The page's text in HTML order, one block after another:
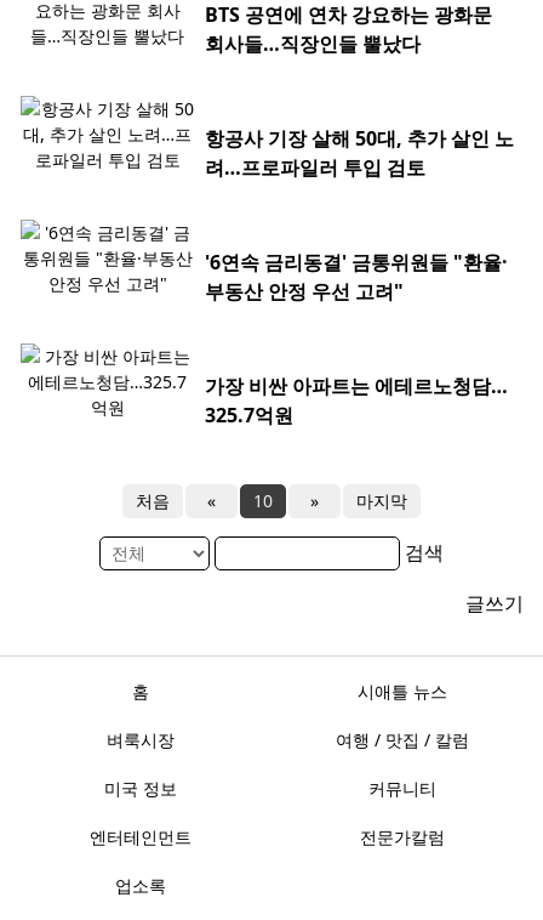
BTS 공연에 연차 강요하는 광화문
회사들…직장인들 뿔났다
항공사 기장 살해 50대, 추가 살인 노
려…프로파일러 투입 검토
'6연속 금리동결' 금통위원들 "환율·
부동산 안정 우선 고려"
가장 비싼 아파트는 에테르노청담…
325.7억원
처음 « 10 » 마지막
검색
글쓰기
홈 시애틀 뉴스
벼룩시장 여행 / 맛집 / 칼럼
미국 정보 커뮤니티
엔터테인먼트 전문가칼럼
업소록